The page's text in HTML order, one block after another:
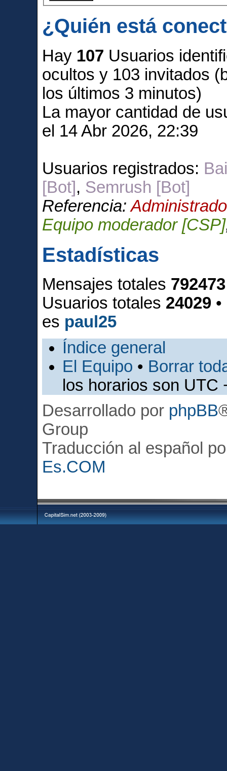
¿Quién está
Hay 107 Usuarios
ocultos y 103 invitados
los últimos 3 minutos)
La mayor cantidad de
el 14 Abr 2026, 22:39
Usuarios registrados:
[Bot] , Semrush [Bot]
Referencia:
Equipo moderador [CSP]
Estadísticas
Mensajes totales 792473
Usuarios totales 24029
es paul25
Índice general
El Equipo • Borrar
los horarios son UTC
Desarrollado por phpBB
Group
Traducción al español
Es.COM